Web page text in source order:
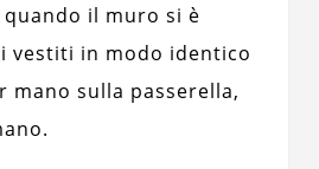
il muro si è
vestiti in modo identico
mano sulla passerella,